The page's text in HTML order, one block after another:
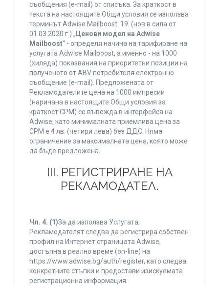
съобщения (e-mail) от списъка. За краткост в
текста на настоящите Общи условия се използва
терминът Adwise Mailboost. 19. (нов в сила от
01.03.2020 г.) „ Ценови модел на Adwise
Mailboost“ - определя начина на тарифиране на
услугата Adwise Mailboost, а именно - на 1000
(хиляда) показвания на приоритетни позиции на
полученото от ABV потребителя електронно
съобщение (e-mail). Предложената от
Рекламодателите цена на 1000 импресии
(наричана в настоящите Общи условия за
краткост CPM) се въвежда в интерфейса на
Adwise, като минималната приемлива цена за
CPM е 4 лв. (четири лева) без ДДС. Няма
ограничение за максималната цена, която може
да бъде предложена.
ІІІ. РЕГИСТРИРАНЕ НА
РЕКЛАМОДАТЕЛ.
Чл. 4. (1)За да използва Услугата,
Рекламодателят следва да регистрира собствен
профил на Интернет страницата Adwise,
достъпна в реално време (on-line) на
https://www.adwise.bg/auth/register, като следва
конкретните стъпки и предостави изискуемата
регистрационна информация.